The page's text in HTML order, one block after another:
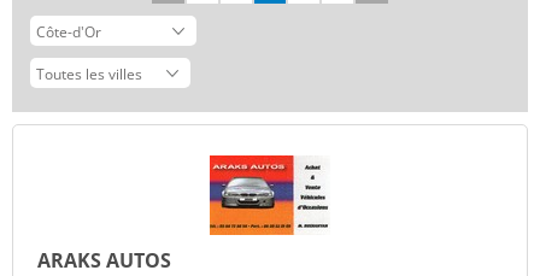
ARAKS AUTOS